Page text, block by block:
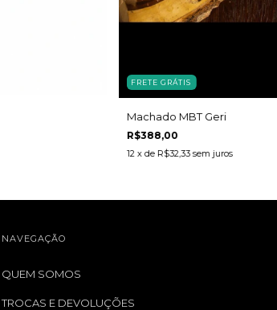
FRETE GRÁTIS
Machado MBT Geri
R$388,00
12 x de R$32,33 sem juros
NAVEGAÇÃO
QUEM SOMOS
TROCAS E DEVOLUÇÕES